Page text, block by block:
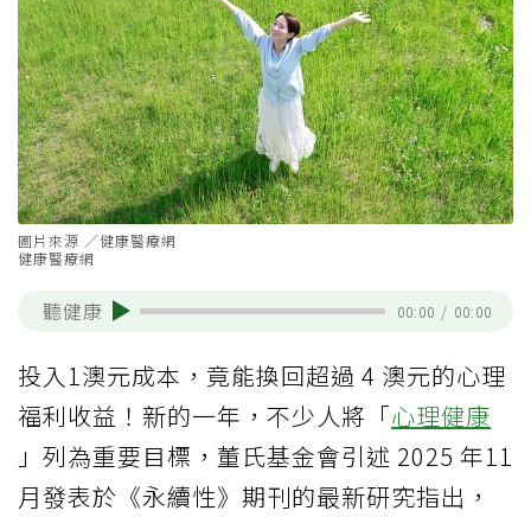
圖片來源 ／健康醫療網
健康醫療網
聽健康 00:00 / 00:00
投入1澳元成本，竟能換回超過 4 澳元的心理
福利收益！新的一年，不少人將「心理健康
」列為重要目標，董氏基金會引述 2025 年11
月發表於《永續性》期刊的最新研究指出，